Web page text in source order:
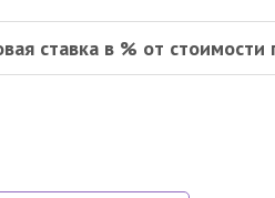
ставка в % от